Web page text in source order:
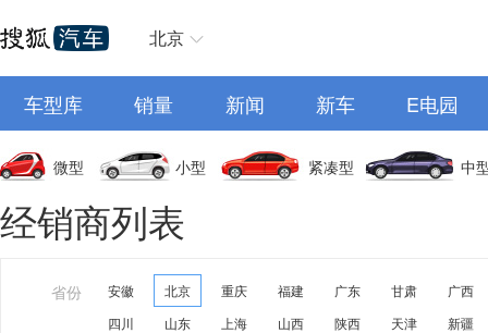
北京
车型库 销量 新闻 新车 E电园
微型 小型 紧凑型 中
经销商列表
省份 安徽 北京 重庆 福建 广东 甘肃
广西
四川
山东 上海 山西 陕西 天津 新疆